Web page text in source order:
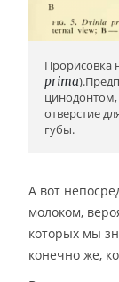
Прорисовка
prima
отверстие
губы.
А вот
молоком,
которых мы
конечно же,